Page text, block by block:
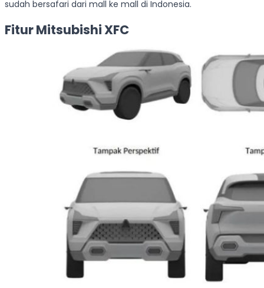
sudah bersafari dari mall ke mall di Indonesia.
Fitur Mitsubishi XFC